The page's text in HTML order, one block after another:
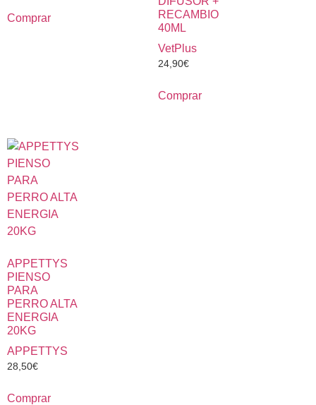
Comprar
RECAMBIO
40ML
VetPlus
24,90€
Comprar
APPETTYS
PIENSO
PARA
PERRO ALTA
ENERGIA
20KG
APPETTYS
28,50€
Comprar